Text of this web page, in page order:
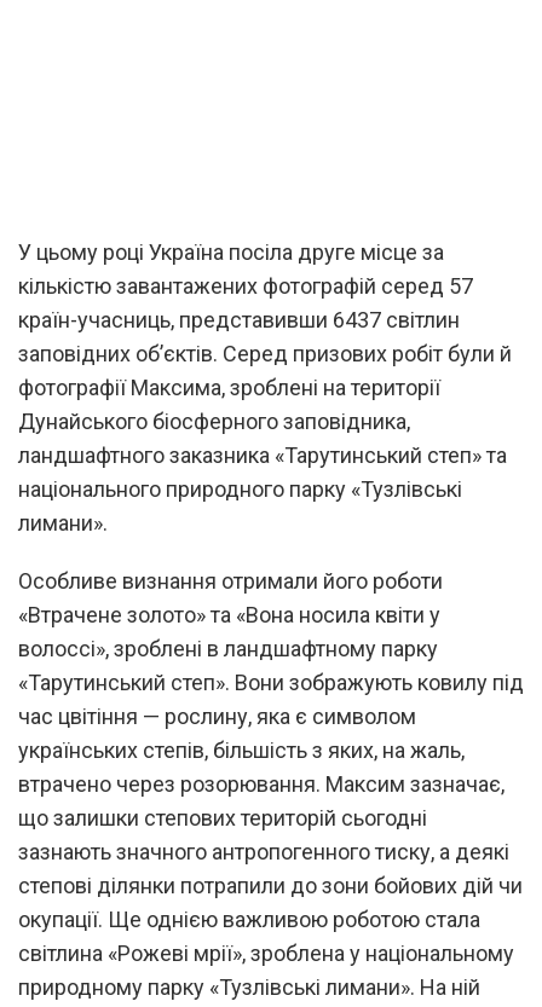
У цьому році Україна посіла друге місце за
кількістю завантажених фотографій серед 57
країн-учасниць, представивши 6437 світлин
заповідних об’єктів. Серед призових робіт були й
фотографії Максима, зроблені на території
Дунайського біосферного заповідника,
ландшафтного заказника «Тарутинський степ» та
національного природного парку «Тузлівські
лимани».
Особливе визнання отримали його роботи
«Втрачене золото» та «Вона носила квіти у
волоссі», зроблені в ландшафтному парку
«Тарутинський степ». Вони зображують ковилу під
час цвітіння — рослину, яка є символом
українських степів, більшість з яких, на жаль,
втрачено через розорювання. Максим зазначає,
що залишки степових територій сьогодні
зазнають значного антропогенного тиску, а деякі
степові ділянки потрапили до зони бойових дій чи
окупації. Ще однією важливою роботою стала
світлина «Рожеві мрії», зроблена у національному
природному парку «Тузлівські лимани». На ній